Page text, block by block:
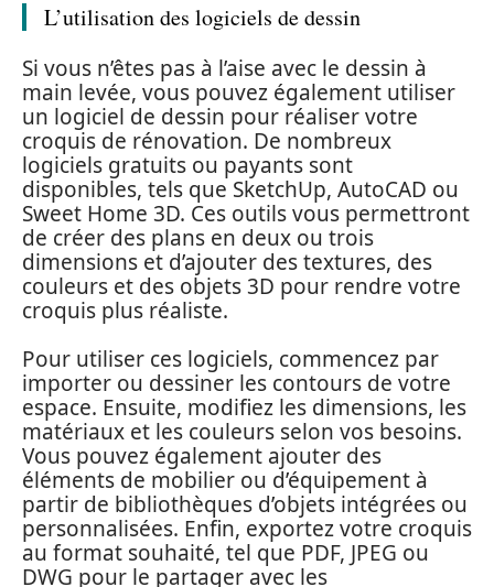
L’utilisation des logiciels de dessin
Si vous n’êtes pas à l’aise avec le dessin à
main levée, vous pouvez également utiliser
un logiciel de dessin pour réaliser votre
croquis de rénovation. De nombreux
logiciels gratuits ou payants sont
disponibles, tels que SketchUp, AutoCAD ou
Sweet Home 3D. Ces outils vous permettront
de créer des plans en deux ou trois
dimensions et d’ajouter des textures, des
couleurs et des objets 3D pour rendre votre
croquis plus réaliste.
Pour utiliser ces logiciels, commencez par
importer ou dessiner les contours de votre
espace. Ensuite, modifiez les dimensions, les
matériaux et les couleurs selon vos besoins.
Vous pouvez également ajouter des
éléments de mobilier ou d’équipement à
partir de bibliothèques d’objets intégrées ou
personnalisées. Enfin, exportez votre croquis
au format souhaité, tel que PDF, JPEG ou
DWG pour le partager avec les